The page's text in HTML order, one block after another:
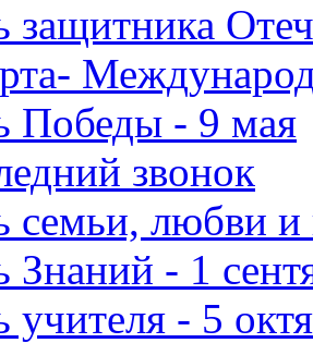
защитника
Победы - 9 мая
звонок
семьи, любви и
Знаний - 1
учителя - 5